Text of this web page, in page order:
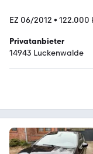
EZ 06/2012 • 122.000
Privatanbieter
14943 Luckenwalde